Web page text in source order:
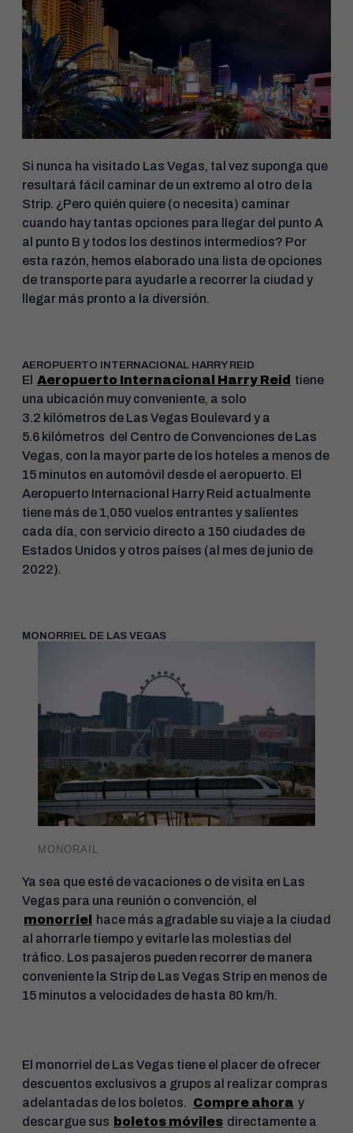
Si nunca ha visitado Las Vegas, tal vez suponga que
resultará fácil caminar de un extremo al otro de la
Strip. ¿Pero quién quiere (o necesita) caminar
cuando hay tantas opciones para llegar del punto A
al punto B y todos los destinos intermedios? Por
esta razón, hemos elaborado una lista de opciones
de transporte para ayudarle a recorrer la ciudad y
llegar más pronto a la diversión.
AEROPUERTO INTERNACIONAL HARRY REID
El Aeropuerto Internacional Harry Reid tiene
una ubicación muy conveniente, a solo
3.2 kilómetros de Las Vegas Boulevard y a
5.6 kilómetros del Centro de Convenciones de Las
Vegas, con la mayor parte de los hoteles a menos de
15 minutos en automóvil desde el aeropuerto. El
Aeropuerto Internacional Harry Reid actualmente
tiene más de 1,050 vuelos entrantes y salientes
cada día, con servicio directo a 150 ciudades de
Estados Unidos y otros países (al mes de junio de
2022).
MONORRIEL DE LAS VEGAS
MONORAIL
Ya sea que esté de vacaciones o de visita en Las
Vegas para una reunión o convención, el
monorriel
hace más agradable su viaje a la ciudad
al ahorrarle tiempo y evitarle las molestias del
tráfico. Los pasajeros pueden recorrer de manera
conveniente la Strip de Las Vegas Strip en menos de
15 minutos a velocidades de hasta 80 km/h.
El monorriel de Las Vegas tiene el placer de ofrecer
descuentos exclusivos a grupos al realizar compras
adelantadas de los boletos. Compre ahora y
descargue sus boletos móviles directamente a